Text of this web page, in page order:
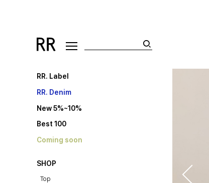
RR. Label
RR. Denim
New 5%~10%
Best 100
Coming soon
SHOP
Top